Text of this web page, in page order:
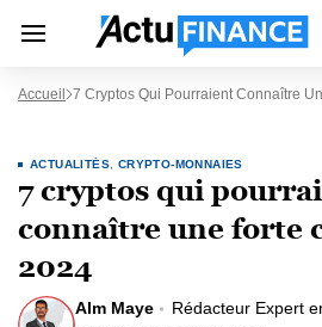
Accueil 7 Cryptos Qui Pourraient Connaître
ACTUALITÉS CRYPTO-MONNAIES
7 cryptos qui
connaître une forte
2024
Alm Maye Rédacteur Expert